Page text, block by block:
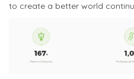
to create a better world